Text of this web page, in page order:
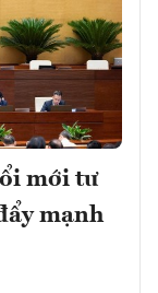
mới tư
mạnh